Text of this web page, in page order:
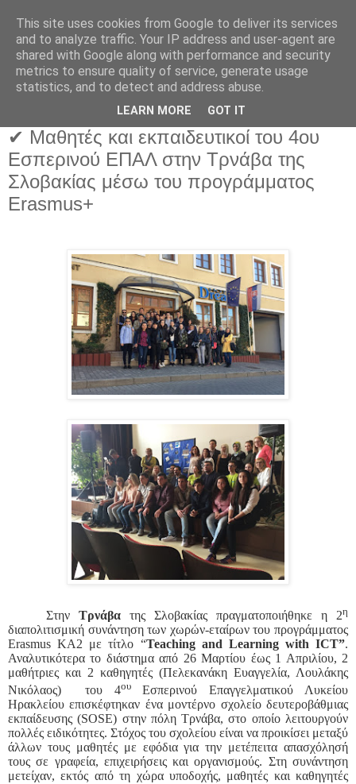
✔ Μαθητές και εκπαιδευτικοί του 4ου
Εσπερινού ΕΠΑΛ στην Τρνάβα της
Σλοβακίας μέσω του προγράμματος
Erasmus+
Στην Τρνάβα της Σλοβακίας πραγματοποιήθηκε η 2η
διαπολιτισμική συνάντηση των χωρών-εταίρων του προγράμματος
Erasmus KA2 με τίτλο “Teaching and Learning with ICT”.
Αναλυτικότερα το διάστημα από 26 Μαρτίου έως 1 Απριλίου, 2
μαθήτριες και 2 καθηγητές (Πελεκανάκη Ευαγγελία, Λουλάκης
Νικόλαος) του 4ουΕσπερινού Επαγγελματικού Λυκείου
Ηρακλείου επισκέφτηκαν ένα μοντέρνο σχολείο δευτεροβάθμιας
εκπαίδευσης (SOSE) στην πόλη Τρνάβα, στο οποίο λειτουργούν
πολλές ειδικότητες. Στόχος του σχολείου είναι να προικίσει μεταξύ
άλλων τους μαθητές με εφόδια για την μετέπειτα απασχόλησή
τους σε γραφεία, επιχειρήσεις και οργανισμούς. Στη συνάντηση
μετείχαν, εκτός από τη χώρα υποδοχής, μαθητές και καθηγητές
This site uses cookies from Google to deliver its services
and to analyze traffic. Your IP address and user-agent are
shared with Google along with performance and security
metrics to ensure quality of service, generate usage
statistics, and to detect and address abuse.
LEARN MORE GOT IT